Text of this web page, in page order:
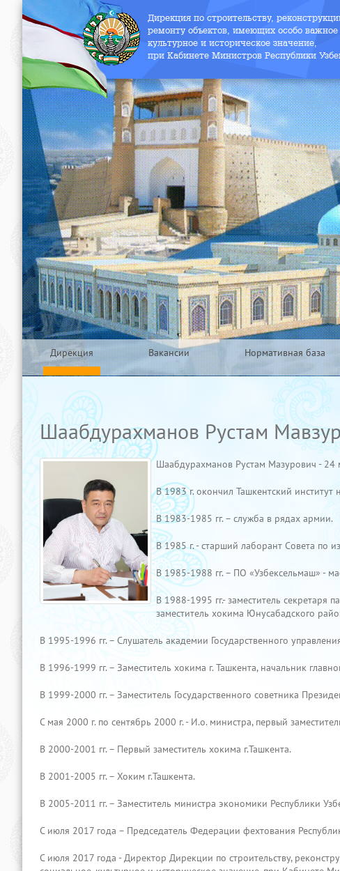
Дирекция по строительству,
ремонту объектов, имеющих особо важное
культурное и историческое значение,
при Кабинете Министров Республики
Дирекция Вакансии Нормативная база
Шаабдурахманов Рустам
Шаабдурахманов Рустам Мазурович - 24
В 1983 г. окончил Ташкентский институт
В 1983-1985 гг. – служба в рядах армии.
В 1985 г. - старший лаборант Совета по
В 1985-1988 гг. – ПО «Узбексельмаш» -
В 1988-1995 гг.- заместитель секретаря
заместитель хокима Юнусабадского
В 1995-1996 гг. – Слушатель академии Государственного
В 1996-1999 гг. – Заместитель хокима г. Ташкента, начальник
В 1999-2000 гг. – Заместитель Государственного советника
С мая 2000 г. по сентябрь 2000 г. - И.о. министра, первый
В 2000-2001 гг. – Первый заместитель хокима г.Ташкента.
В 2001-2005 гг. – Хоким г.Ташкента.
В 2005-2011 гг. – Заместитель министра экономики Республики
С июля 2017 года – Председатель Федерации фехтования
С июля 2017 года - Директор Дирекции по строительству,